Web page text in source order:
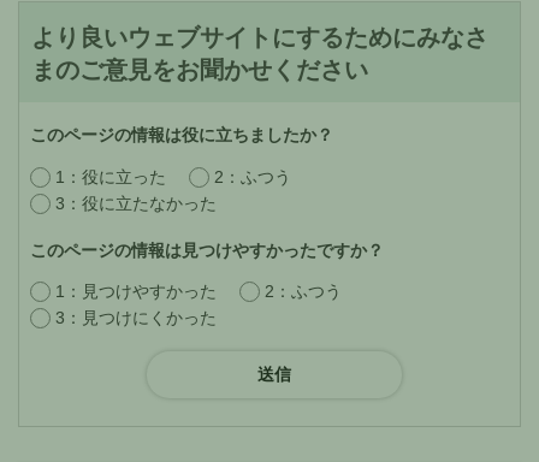
より良いウェブサイトにするためにみなさ
まのご意見をお聞かせください
このページの情報は役に立ちましたか？
1：役に立った
2：ふつう
3：役に立たなかった
このページの情報は見つけやすかったですか？
1：見つけやすかった
2：ふつう
3：見つけにくかった